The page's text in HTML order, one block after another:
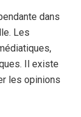
dans
Les
Il existe
les opinions